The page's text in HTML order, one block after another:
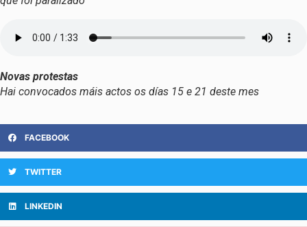
Novas protestas
Hai convocados máis actos os días 15 e 21 deste mes
FACEBOOK
TWITTER
LINKEDIN